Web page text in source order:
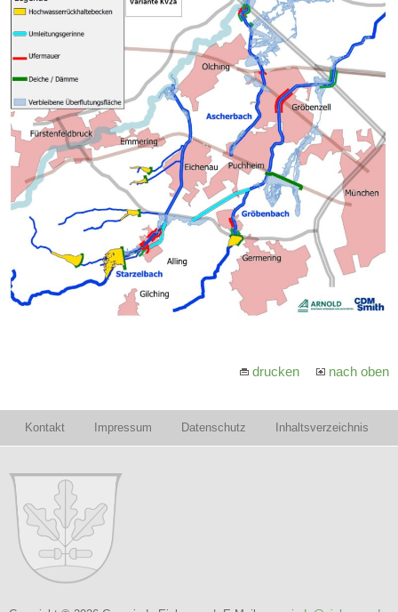
drucken nach oben
Kontakt Impressum Datenschutz Inhaltsverzeichnis